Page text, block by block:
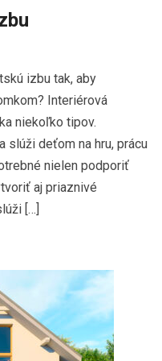
izbu tak, aby
Interiérová
niekoľko tipov.
slúži deťom na hru, prácu
nielen podporiť
aj priaznivé
[…]